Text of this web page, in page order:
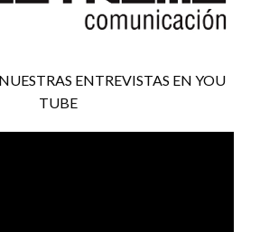
ENTREVISTAS EN YOU
TUBE